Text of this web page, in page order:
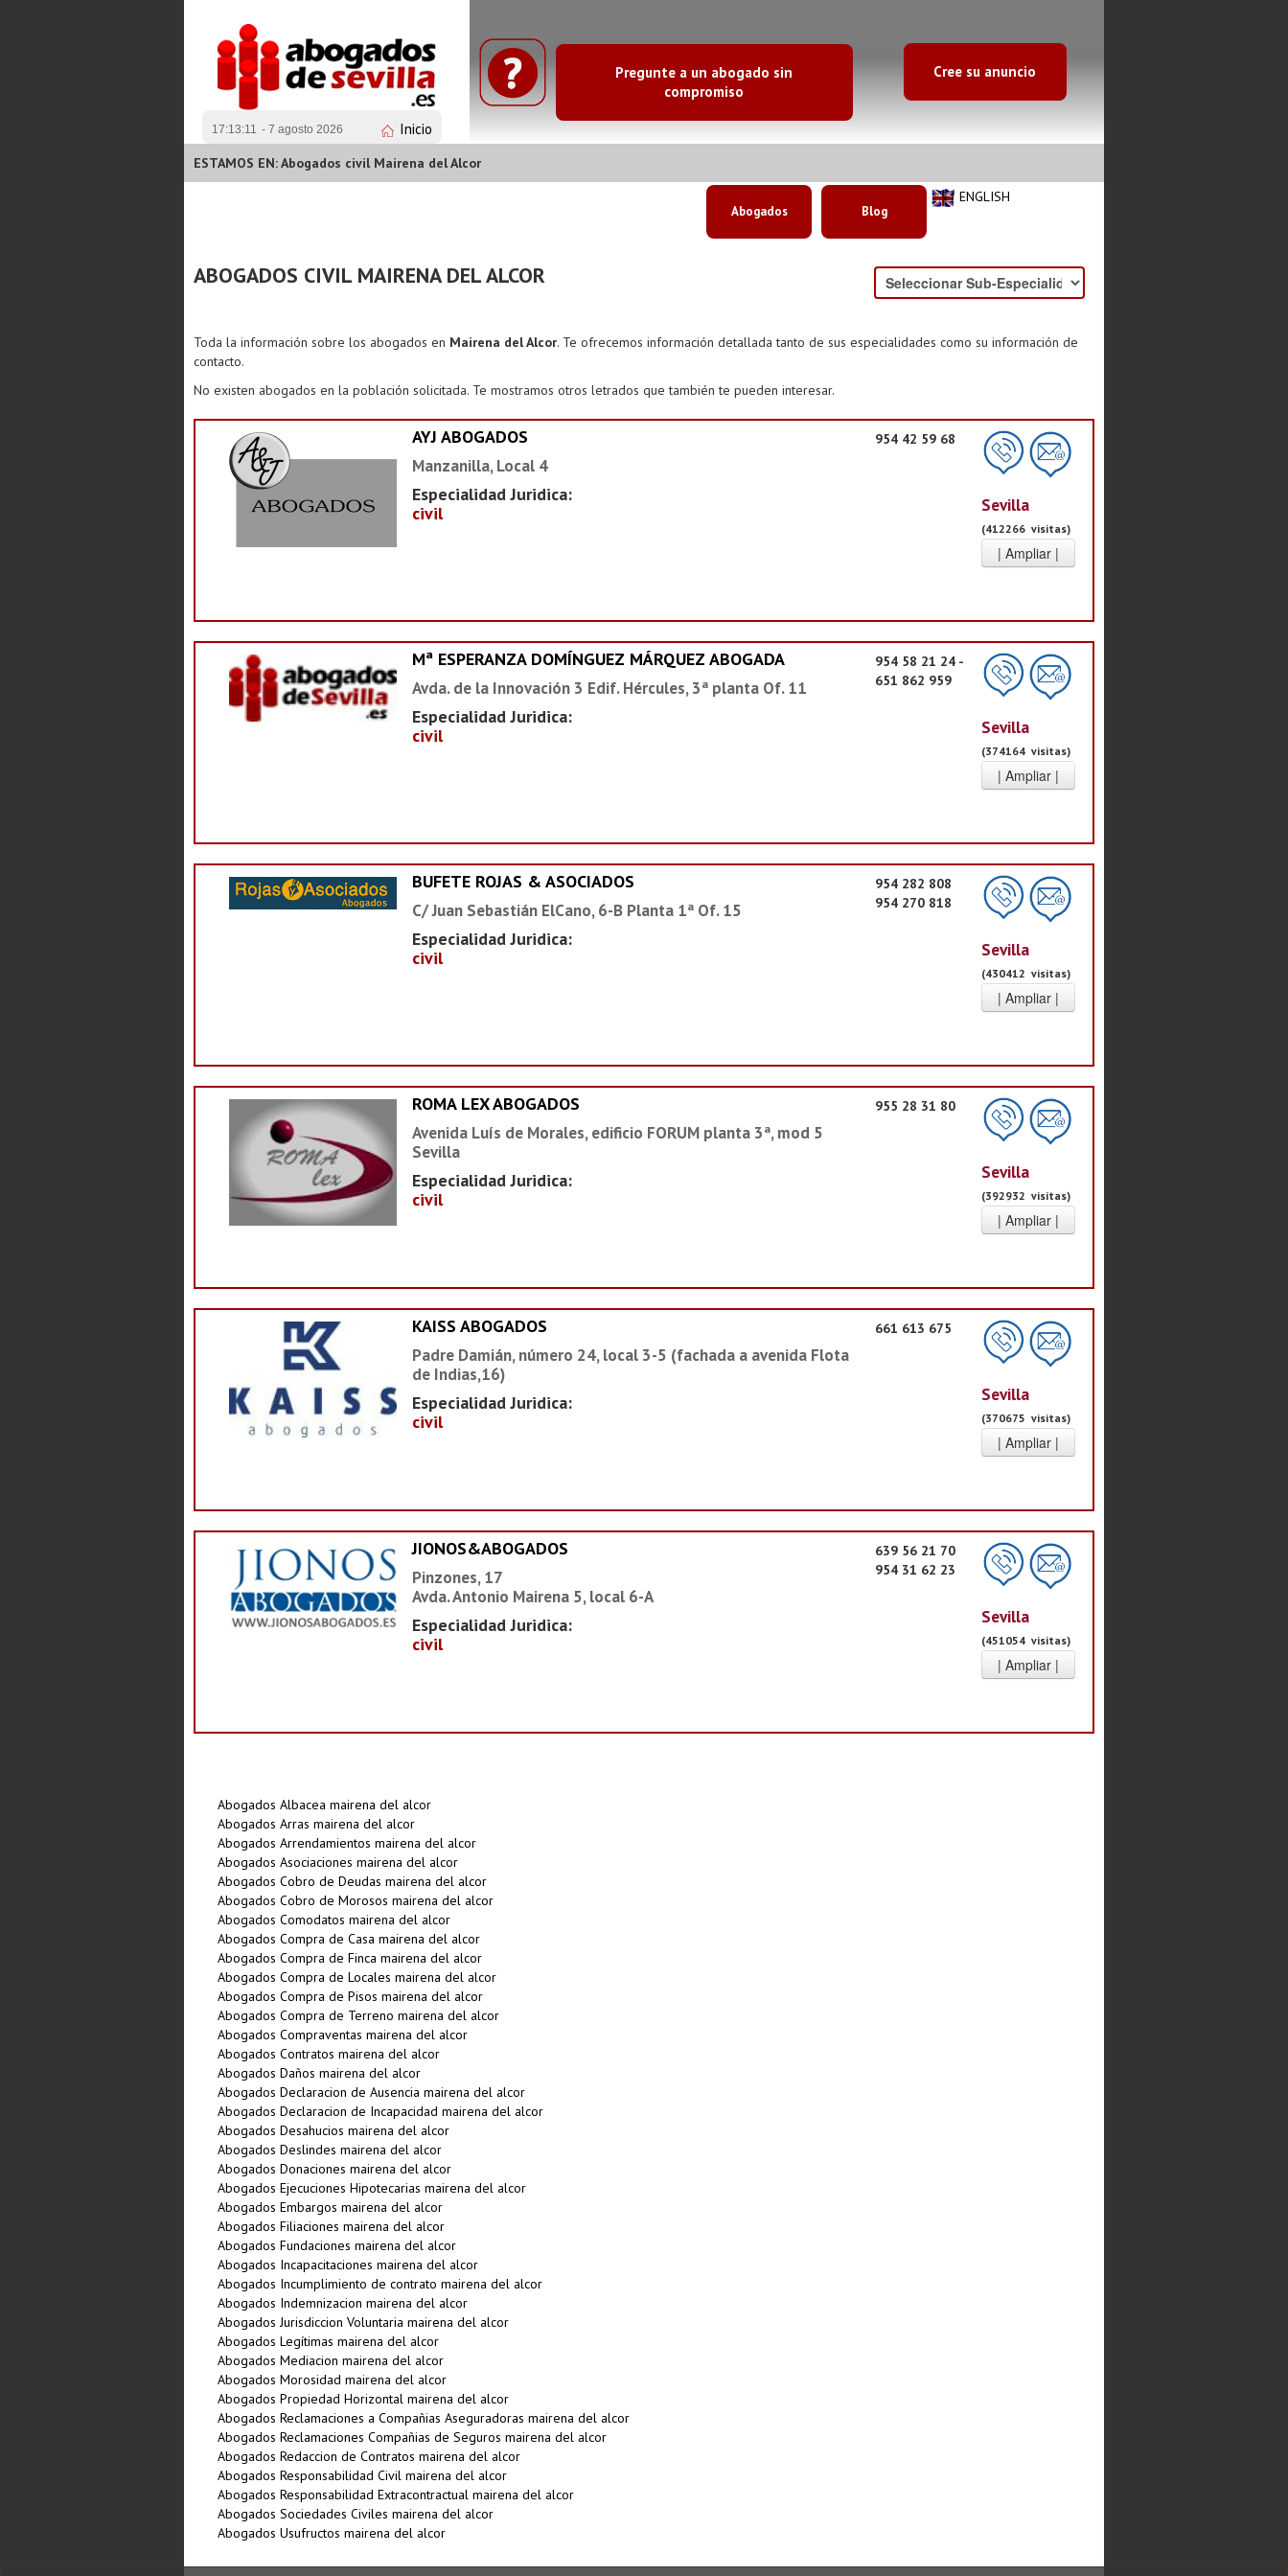
17:13:11 - 7 agosto 2026 Inicio
Pregunte a un abogado sin
compromiso
Cree su anuncio
ESTAMOS EN: Abogados civil Mairena del Alcor
ENGLISH
Abogados Blog
ABOGADOS CIVIL MAIRENA DEL ALCOR
Toda la información sobre los abogados en Mairena del Alcor. Te ofrecemos información detallada tanto de sus especialidades como su información de
contacto.
No existen abogados en la población solicitada. Te mostramos otros letrados que también te pueden interesar.
AYJ ABOGADOS
Manzanilla, Local 4
Especialidad Juridica:
civil
954 42 59 68
Sevilla
(412266 visitas)
Mª ESPERANZA DOMÍNGUEZ MÁRQUEZ ABOGADA
Avda. de la Innovación 3 Edif. Hércules, 3ª planta Of. 11
Especialidad Juridica:
civil
954 58 21 24 -
651 862 959
Sevilla
(374164 visitas)
BUFETE ROJAS & ASOCIADOS
C/ Juan Sebastián ElCano, 6-B Planta 1ª Of. 15
Especialidad Juridica:
civil
954 282 808
954 270 818
Sevilla
(430412 visitas)
ROMA LEX ABOGADOS
Avenida Luís de Morales, edificio FORUM planta 3ª, mod 5
Sevilla
Especialidad Juridica:
civil
955 28 31 80
Sevilla
(392932 visitas)
KAISS ABOGADOS
Padre Damián, número 24, local 3-5 (fachada a avenida Flota
de Indias,16)
Especialidad Juridica:
civil
661 613 675
Sevilla
(370675 visitas)
JIONOS&ABOGADOS
Pinzones, 17
Avda. Antonio Mairena 5, local 6-A
Especialidad Juridica:
civil
639 56 21 70
954 31 62 23
Sevilla
(451054 visitas)
Abogados Albacea mairena del alcor
Abogados Arras mairena del alcor
Abogados Arrendamientos mairena del alcor
Abogados Asociaciones mairena del alcor
Abogados Cobro de Deudas mairena del alcor
Abogados Cobro de Morosos mairena del alcor
Abogados Comodatos mairena del alcor
Abogados Compra de Casa mairena del alcor
Abogados Compra de Finca mairena del alcor
Abogados Compra de Locales mairena del alcor
Abogados Compra de Pisos mairena del alcor
Abogados Compra de Terreno mairena del alcor
Abogados Compraventas mairena del alcor
Abogados Contratos mairena del alcor
Abogados Daños mairena del alcor
Abogados Declaracion de Ausencia mairena del alcor
Abogados Declaracion de Incapacidad mairena del alcor
Abogados Desahucios mairena del alcor
Abogados Deslindes mairena del alcor
Abogados Donaciones mairena del alcor
Abogados Ejecuciones Hipotecarias mairena del alcor
Abogados Embargos mairena del alcor
Abogados Filiaciones mairena del alcor
Abogados Fundaciones mairena del alcor
Abogados Incapacitaciones mairena del alcor
Abogados Incumplimiento de contrato mairena del alcor
Abogados Indemnizacion mairena del alcor
Abogados Jurisdiccion Voluntaria mairena del alcor
Abogados Legí­timas mairena del alcor
Abogados Mediacion mairena del alcor
Abogados Morosidad mairena del alcor
Abogados Propiedad Horizontal mairena del alcor
Abogados Reclamaciones a Compañias Aseguradoras mairena del alcor
Abogados Reclamaciones Compañias de Seguros mairena del alcor
Abogados Redaccion de Contratos mairena del alcor
Abogados Responsabilidad Civil mairena del alcor
Abogados Responsabilidad Extracontractual mairena del alcor
Abogados Sociedades Civiles mairena del alcor
Abogados Usufructos mairena del alcor